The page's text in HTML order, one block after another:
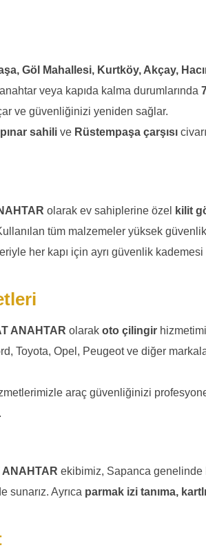
Göl Mahallesi, Kurtköy, Akçay,
veya kapıda kalma durumlarında
ve güvenliğinizi yeniden sağlar.
sahili ve Rüstempaşa çarşısı
olarak ev sahiplerine özel
kilit
tüm malzemeler yüksek
her kapı için ayrı güvenlik
ANAHTAR olarak oto çilingir
Toyota, Opel, Peugeot ve diğer
araç güvenliğinizi
ANAHTAR ekibimiz, Sapanca genelinde
sunarız. Ayrıca parmak izi tanıma,